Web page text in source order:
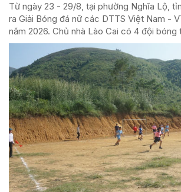
Từ ngày 23 - 29/8, tại phường Nghĩa Lộ,
ra Giải Bóng đá nữ các DTTS Việt Nam -
năm 2026. Chủ nhà Lào Cai có 4 đội bóng